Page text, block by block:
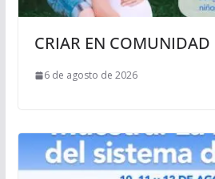
CRIAR EN COMUNIDAD
6 de agosto de 2026